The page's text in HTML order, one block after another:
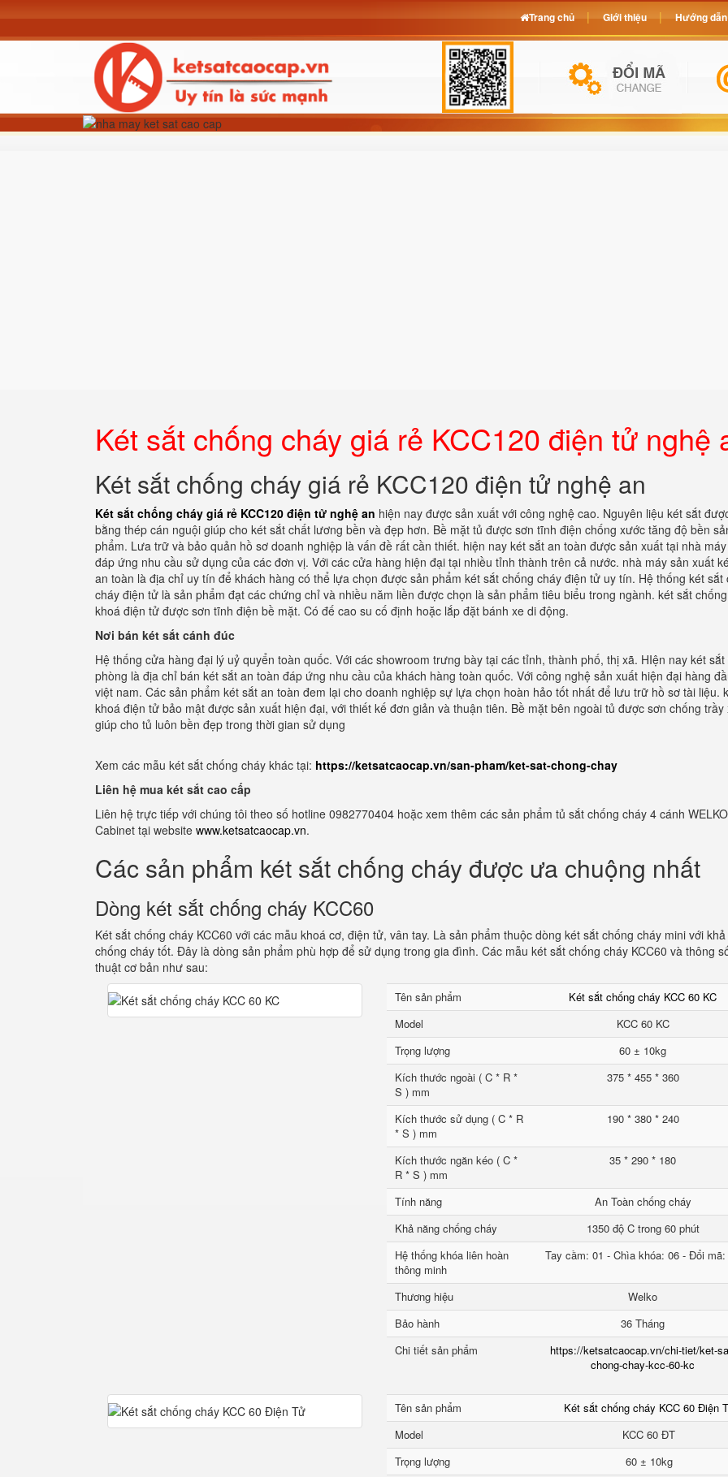
Két sắt chống cháy giá rẻ KCC120 điện tử nghệ
Két sắt chống cháy giá rẻ KCC120 điện tử nghệ an
Két sắt chống cháy giá rẻ KCC120 điện tử nghệ an hiện nay được sản xuất với công nghệ cao. Nguyên liệu két sắt
bằng thép cán nguội giúp cho két sắt chất lương bền và đẹp hơn. Bề mặt tủ được sơn tĩnh điện chống xước tăng độ bền
phẩm. Lưa trữ và bảo quản hồ sơ doanh nghiệp là vấn đề rất cần thiết. hiện nay két sắt an toàn được sản xuất tại nhà
đáp ứng nhu cầu sử dụng của các đơn vị. Với các cửa hàng hiện đại tại nhiều tỉnh thành trên cả nước. nhà máy sản xuất
an toàn là địa chỉ uy tín để khách hàng có thể lựa chọn được sản phẩm két sắt chống cháy điện tử uy tín. Hệ thống két sắt
cháy điện tử là sản phẩm đạt các chứng chỉ và nhiều năm liền được chọn là sản phẩm tiêu biểu trong ngành. két sắt
khoá điện tử được sơn tĩnh điện bề mặt. Có đế cao su cố định hoặc lắp đặt bánh xe di động.
Nơi bán két sắt cánh đúc
Hệ thống cửa hàng đại lý uỷ quyển toàn quốc. Với các showroom trưng bày tại các tỉnh, thành phố, thị xã. HIện nay két sắt
phòng là địa chỉ bán két sắt an toàn đáp ứng nhu cầu của khách hàng toàn quốc. Với công nghệ sản xuất hiện đại hàng
việt nam. Các sản phẩm két sắt an toàn đem lại cho doanh nghiệp sự lựa chọn hoàn hảo tốt nhất để lưu trữ hồ sơ tài liệu.
khoá điện tử bảo mật được sản xuất hiện đại, với thiết kế đơn giản và thuận tiên. Bề mặt bên ngoài tủ được sơn chống trầy
giúp cho tủ luôn bền đẹp trong thời gian sử dụng
Xem các mẫu két sắt chống cháy khác tại: https://ketsatcaocap.vn/san-pham/ket-sat-chong-chay
Liên hệ mua két sắt cao cấp
Liên hệ trực tiếp với chúng tôi theo số hotline 0982770404 hoặc xem thêm các sản phẩm tủ sắt chống cháy 4 cánh
Cabinet tại website www.ketsatcaocap.vn.
Các sản phẩm két sắt chống cháy được ưa chuộng nhất
Dòng két sắt chống cháy KCC60
Két sắt chống cháy KCC60 với các mẫu khoá cơ, điện tử, vân tay. Là sản phẩm thuộc dòng két sắt chống cháy mini với
chống cháy tốt. Đây là dòng sản phẩm phù hợp để sử dụng trong gia đình. Các mẫu két sắt chống cháy KCC60 và thông
thuật cơ bản như sau:
Tên sản phẩm
Két sắt chống cháy KCC 60 KC
Model
KCC 60 KC
Trọng lượng
60 ± 10kg
Kích thước ngoài ( C * R *
S ) mm
375 * 455 * 360
Kích thước sử dụng ( C * R
* S ) mm
190 * 380 * 240
Kích thước ngăn kéo ( C *
R * S ) mm
35 * 290 * 180
Tính năng
An Toàn chống cháy
Khả năng chống cháy
1350 độ C trong 60 phút
Hệ thống khóa liên hoàn
thông minh
Tay cầm: 01 - Chìa khóa: 06 - Đổi mã:
Thương hiệu
Welko
Bảo hành
36 Tháng
Chi tiết sản phẩm
https://ketsatcaocap.vn/chi-tiet/ket-
chong-chay-kcc-60-kc
Tên sản phẩm
Két sắt chống cháy KCC 60 Điện
Model
KCC 60 ĐT
Trọng lượng
60 ± 10kg
Trang chủ Giới thiệu Hướng